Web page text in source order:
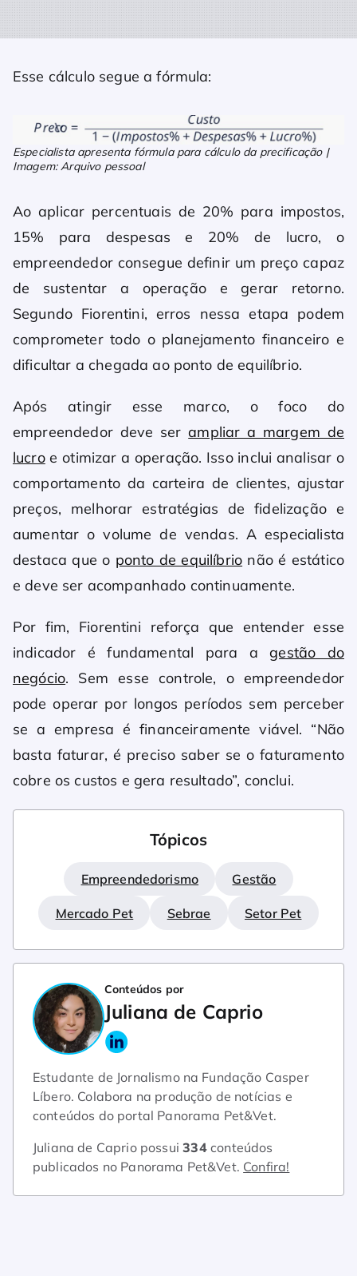
Esse cálculo segue a fórmula:
Especialista apresenta fórmula para cálculo da precificação |
Imagem: Arquivo pessoal
Ao aplicar percentuais de 20% para impostos,
15% para despesas e 20% de lucro, o
empreendedor consegue definir um preço capaz
de sustentar a operação e gerar retorno.
Segundo Fiorentini, erros nessa etapa podem
comprometer todo o planejamento financeiro e
dificultar a chegada ao ponto de equilíbrio.
Após atingir esse marco, o foco do
empreendedor deve serampliar a margem de
lucroe otimizar a operação. Isso inclui analisar o
comportamento da carteira de clientes, ajustar
preços, melhorar estratégias de fidelização e
aumentar o volume de vendas. A especialista
destaca que o ponto de equilíbrio não é estático
e deve ser acompanhado continuamente.
Por fim, Fiorentini reforça que entender esse
indicador é fundamental para agestão do
negócio. Sem esse controle, o empreendedor
pode operar por longos períodos sem perceber
se a empresa é financeiramente viável. “Não
basta faturar, é preciso saber se o faturamento
cobre os custos e gera resultado”, conclui.
Tópicos
Empreendedorismo Gestão
Mercado Pet Sebrae Setor Pet
Conteúdos por
Juliana de Caprio
Estudante de Jornalismo na Fundação Casper
Líbero. Colabora na produção de notícias e
conteúdos do portal Panorama Pet&Vet.
Juliana de Caprio possui 334conteúdos
publicados no Panorama Pet&Vet. Confira!